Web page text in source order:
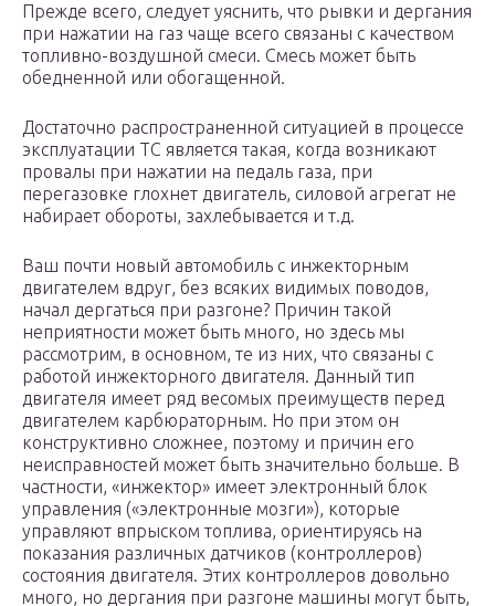
Прежде всего, следует уяснить, что рывки и дергания
при нажатии на газ чаще всего связаны с качеством
топливно-воздушной смеси. Смесь может быть
обедненной или обогащенной.
Достаточно распространенной ситуацией в процессе
эксплуатации ТС является такая, когда возникают
провалы при нажатии на педаль газа, при
перегазовке глохнет двигатель, силовой агрегат не
набирает обороты, захлебывается и т.д.
Ваш почти новый автомобиль с инжекторным
двигателем вдруг, без всяких видимых поводов,
начал дергаться при разгоне? Причин такой
неприятности может быть много, но здесь мы
рассмотрим, в основном, те из них, что связаны с
работой инжекторного двигателя. Данный тип
двигателя имеет ряд весомых преимуществ перед
двигателем карбюраторным. Но при этом он
конструктивно сложнее, поэтому и причин его
неисправностей может быть значительно больше. В
частности, «инжектор» имеет электронный блок
управления («электронные мозги»), которые
управляют впрыском топлива, ориентируясь на
показания различных датчиков (контроллеров)
состояния двигателя. Этих контроллеров довольно
много, но дергания при разгоне машины могут быть,